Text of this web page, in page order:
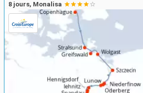
8 jours, Monalisa